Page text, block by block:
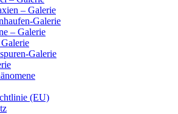
– Galerie
Galerie
– Galerie
Galerie
(EU)